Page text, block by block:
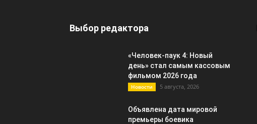
Выбор редактора
«Человек-паук 4: Новый
день» стал самым кассовым
фильмом 2026 года
Новости 5 августа, 2026
Объявлена дата мировой
премьеры боевика